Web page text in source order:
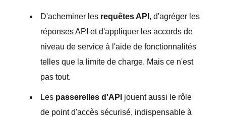
D'acheminer les requêtes API , d'agréger les
réponses API et d'appliquer les accords de
niveau de service à l'aide de fonctionnalités
telles que la limite de charge. Mais ce n'est
pas tout.
Les passerelles d'API jouent aussi le rôle
de point d'accès sécurisé, indispensable à